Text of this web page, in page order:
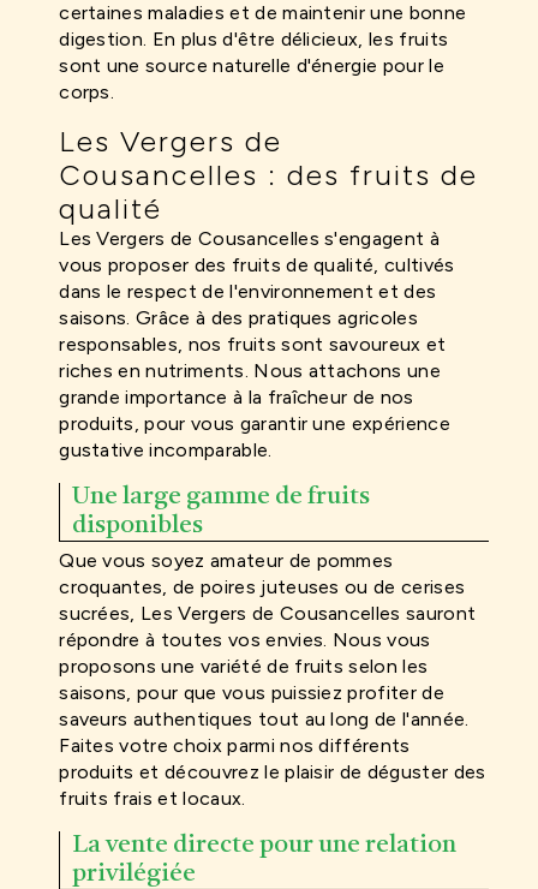
certaines maladies et de maintenir une bonne
digestion. En plus d'être délicieux, les fruits
sont une source naturelle d'énergie pour le
corps.
Les Vergers de
Cousancelles : des fruits de
qualité
Les Vergers de Cousancelles s'engagent à
vous proposer des fruits de qualité, cultivés
dans le respect de l'environnement et des
saisons. Grâce à des pratiques agricoles
responsables, nos fruits sont savoureux et
riches en nutriments. Nous attachons une
grande importance à la fraîcheur de nos
produits, pour vous garantir une expérience
gustative incomparable.
Une large gamme de fruits
disponibles
Que vous soyez amateur de pommes
croquantes, de poires juteuses ou de cerises
sucrées, Les Vergers de Cousancelles sauront
répondre à toutes vos envies. Nous vous
proposons une variété de fruits selon les
saisons, pour que vous puissiez profiter de
saveurs authentiques tout au long de l'année.
Faites votre choix parmi nos différents
produits et découvrez le plaisir de déguster des
fruits frais et locaux.
La vente directe pour une relation
privilégiée